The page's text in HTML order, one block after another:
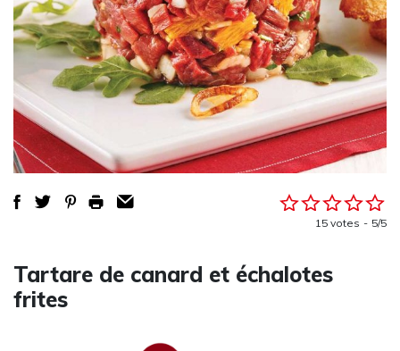
15 votes 5/5
Tartare de canard et échalotes
frites